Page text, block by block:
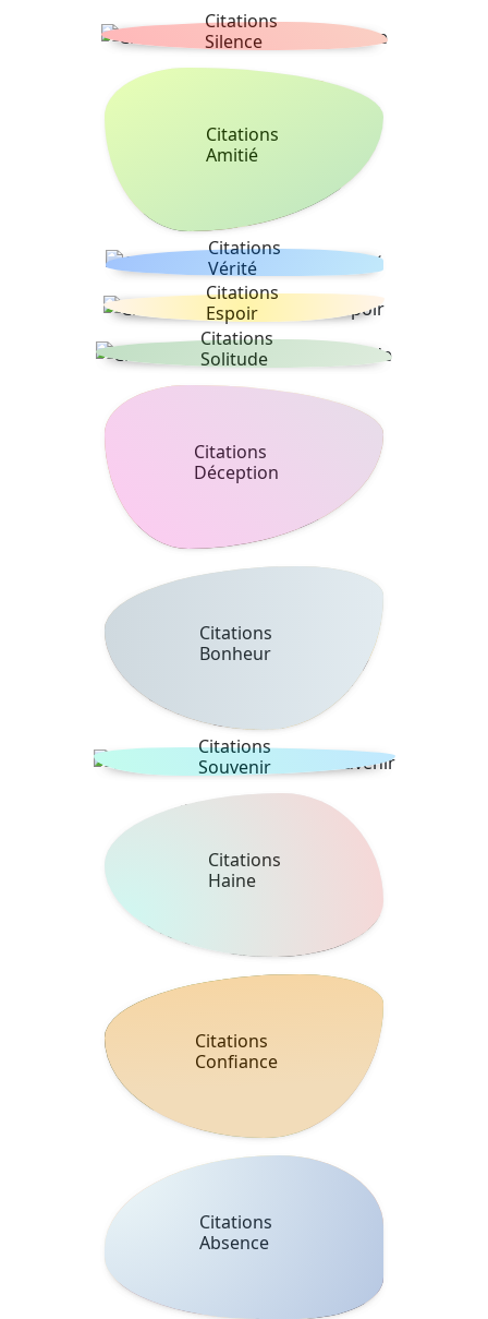
Citations
Silence
Citations
Amitié
Citations
Vérité
Citations
Espoir
Citations
Solitude
Citations
Déception
Citations
Bonheur
Citations
Souvenir
Citations
Haine
Citations
Confiance
Citations
Absence